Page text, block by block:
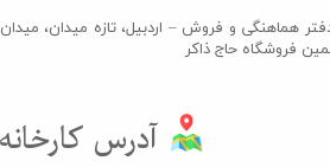
هماهنگی و فروش – اردبیل، تازه میدان،
فروشگاه حاج ذاکر​​​​​​​
آدرس کارخانه​​​​​​​